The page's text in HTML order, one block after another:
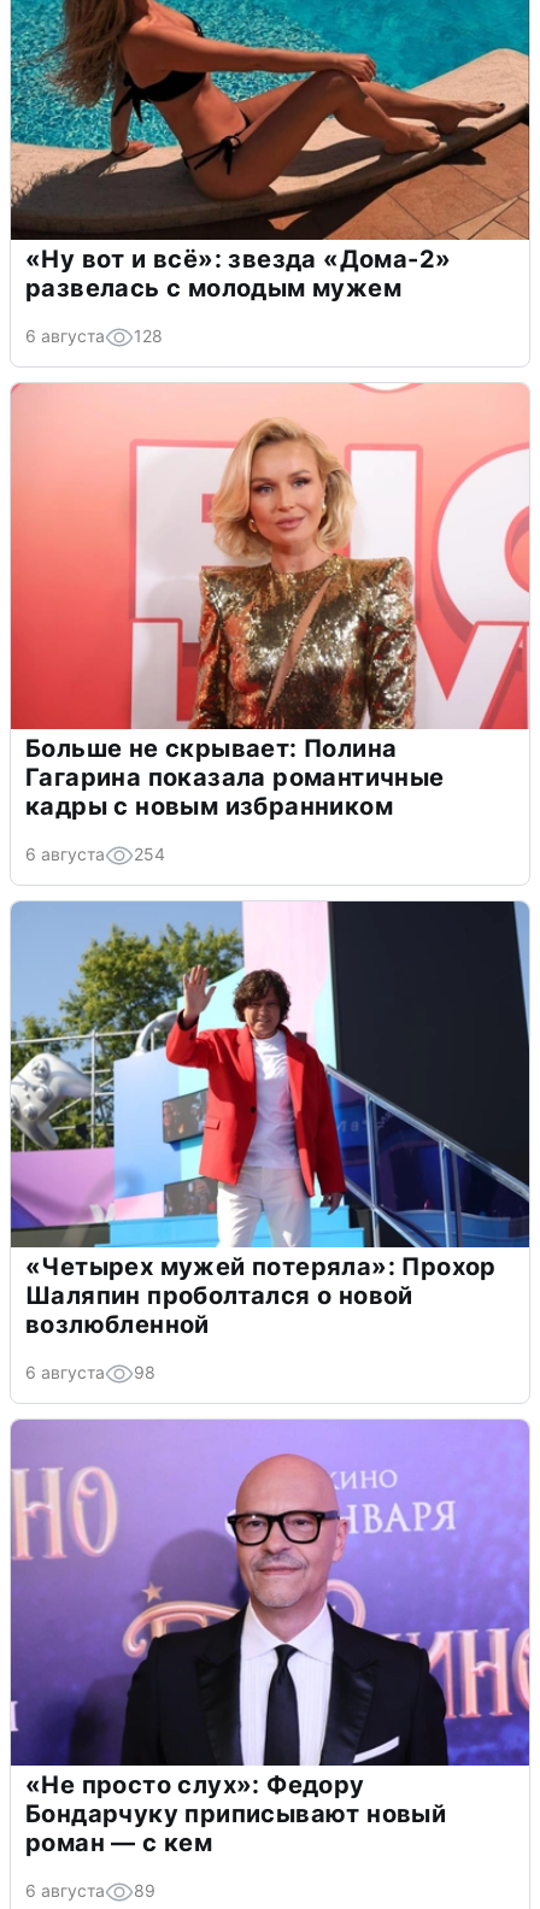
«Ну вот и всё»: звезда «Дома-2»
развелась с молодым мужем
6 августа 128
Больше не скрывает: Полина
Гагарина показала романтичные
кадры с новым избранником
6 августа 254
«Четырех мужей потеряла»: Прохор
Шаляпин проболтался о новой
возлюбленной
6 августа 98
«Не просто слух»: Федору
Бондарчуку приписывают новый
роман — с кем
6 августа 89